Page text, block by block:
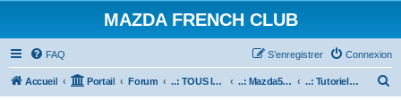
MAZDA FRENCH CLUB
FAQ Connexion
S’enregistrer
Accueil Portail Forum ..: TOUS les Véhicules MAZDA :.. ..: Mazda5 :.. ..: Tutoriels (Mz5) :..